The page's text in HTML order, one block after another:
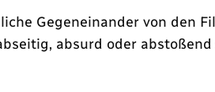
Gegeneinander von den
absurd oder